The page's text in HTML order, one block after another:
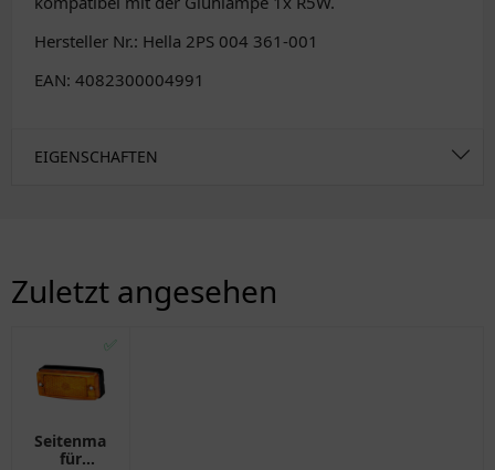
Hersteller Nr.: Hella 2PS 004 361-001
EAN: 4082300004991
EIGENSCHAFTEN
Zuletzt angesehen
✅
Seitenmarkierungsleuchte
für